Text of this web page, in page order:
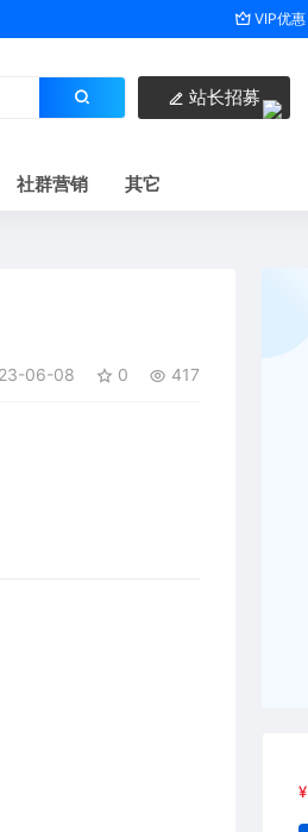
VIP优惠
站长招募
社群营销 其它
06-08 0 417
¥